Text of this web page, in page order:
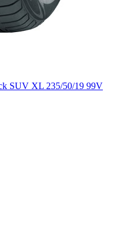
SUV XL 235/50/19 99V